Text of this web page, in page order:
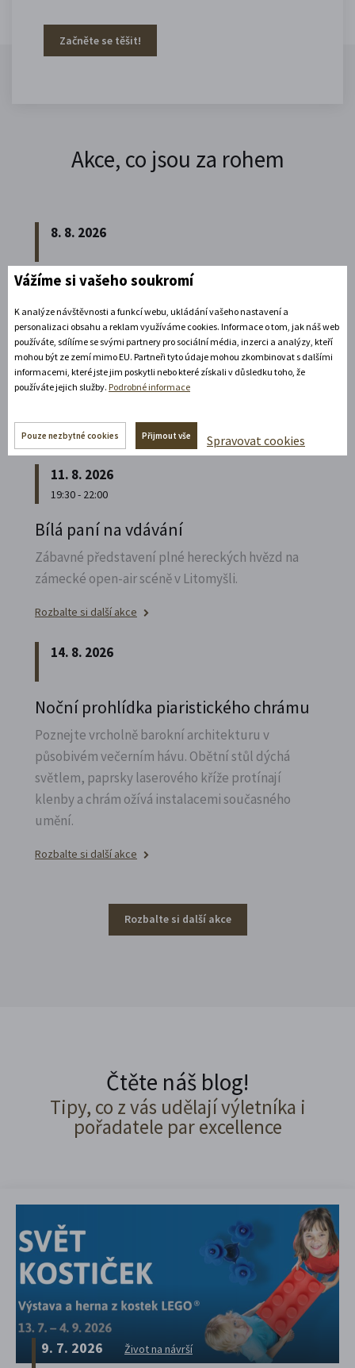
Začněte se těšit!
Akce, co jsou za rohem
8. 8. 2026
Noční prohlídka piaristického chrámu
Poznejte vrcholně barokní architekturu v
působivém večerním hávu. Obětní stůl dýchá
světlem, paprsky laserového kříže protínají
klenby a chrám ožívá instalacemi současného
Rozbalte si další akce
11. 8. 2026
19:30 - 22:00
Bílá paní na vdávání
Zábavné představení plné hereckých hvězd na
zámecké open-air scéně v Litomyšli.
Rozbalte si další akce
14. 8. 2026
Noční prohlídka piaristického chrámu
Poznejte vrcholně barokní architekturu v
působivém večerním hávu. Obětní stůl dýchá
světlem, paprsky laserového kříže protínají
klenby a chrám ožívá instalacemi současného
umění.
Rozbalte si další akce
Rozbalte si další akce
Čtěte náš blog!
Tipy, co z vás udělají výletníka i
pořadatele par excellence
9. 7. 2026 Život na návrší
Vážíme si vašeho soukromí
K analýze návštěvnosti a funkcí webu, ukládání vašeho nastavení a
personalizaci obsahu a reklam využíváme cookies. Informace o tom, jak náš web
používáte, sdílíme se svými partnery pro sociální média, inzerci a analýzy, kteří
mohou být ze zemí mimo EU. Partneři tyto údaje mohou zkombinovat s dalšími
informacemi, které jste jim poskytli nebo které získali v důsledku toho, že
používáte jejich služby. Podrobné informace
Pouze nezbytné cookies Přijmout vše Spravovat cookies